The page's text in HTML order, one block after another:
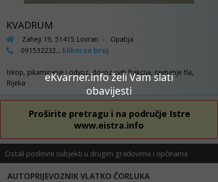
eKvarner.info želi Vam slati
obavijesti
KVADRUM
Zaheji 19, 51415 Lovran - Opatija
091532232... klikni za broj
Iskop, pikamiranje i odvoz, dovoz svih frakcija, ravnanje tla,
Rijeka
Proširite pretragu i na područje Istre
www.eistra.info
Ostali poslovni subjekti u drugim gradovima i općinama
AUTOPRIJEVOZNIK VLATKO ČORLUKA